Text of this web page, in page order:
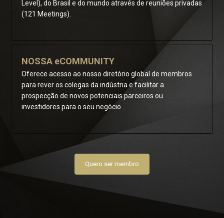
Level), do Brasil e do mundo através de reuniões privadas
(121 Meetings).
NOSSA eCOMMUNITY
Oferece acesso ao nosso diretório global de membros
para rever os colegas da indústria e facilitar a
prospecção de novos potenciais parceiros ou
investidores para o seu negócio.
Quero ser membro